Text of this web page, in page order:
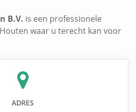
B.V. is een professionele
waar u terecht kan voor
ADRES